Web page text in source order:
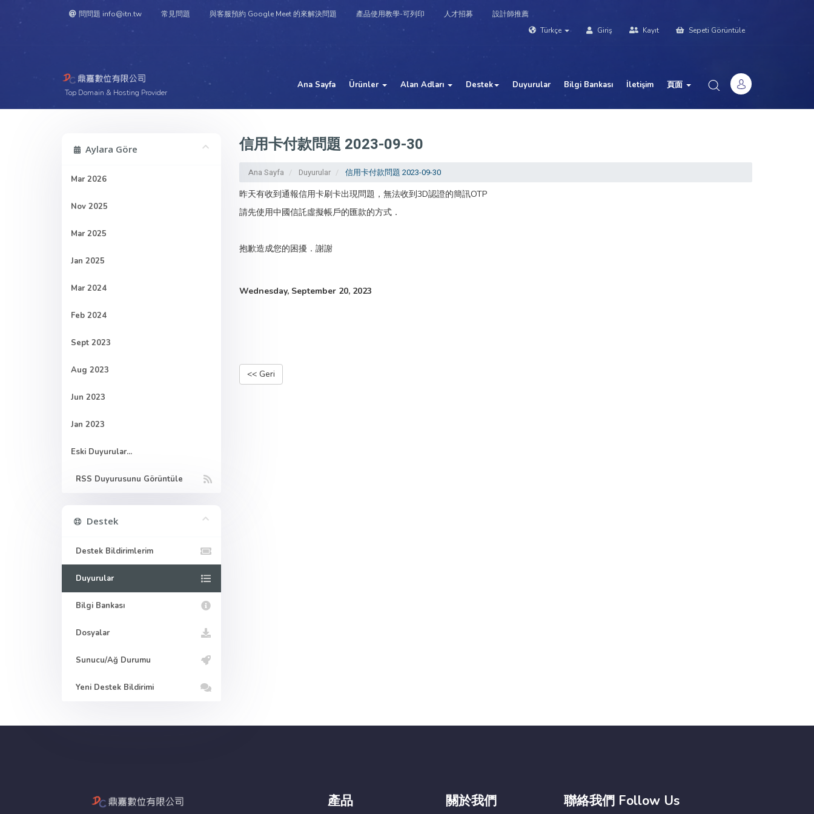
問問題 info@itn.tw 常見問題 與客服預約 Google Meet 的來解決問題 產品使用教學-可列印 人才招募
設計師推薦
Türkçe
Giriş Kayıt Sepeti Görüntüle
Top Domain & Hosting Provider
Ana Sayfa Ürünler Alan Adları Destek Duyurular Bilgi Bankası İletişim 頁面
信用卡付款問題 2023-09-30
Ana Sayfa Duyurular 信用卡付款問題 2023-09-30
Aylara Göre
Mar 2026
Nov 2025
Mar 2025
Jan 2025
Mar 2024
Feb 2024
Sept 2023
Aug 2023
Jun 2023
Jan 2023
Eski Duyurular...
RSS Duyurusunu Görüntüle
昨天有收到通報信用卡刷卡出現問題，無法收到3D認證的簡訊OTP
請先使用中國信託虛擬帳戶的匯款的方式．
抱歉造成您的困擾．謝謝
Wednesday, September 20, 2023
<< Geri
Destek
Destek Bildirimlerim
Duyurular
Bilgi Bankası
Dosyalar
Sunucu/Ağ Durumu
Yeni Destek Bildirimi
產品 關於我們 聯絡我們 Follow Us